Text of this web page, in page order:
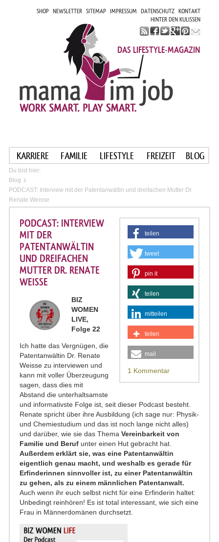
SHOP NEWSLETTER SITEMAP IMPRESSUM DATENSCHUTZ KONTAKT
HINTER DEN KULISSEN
DAS LIFESTYLE-MAGAZIN
KARRIERE FAMILIE LIFESTYLE FREIZEIT BLOG
Du bist hier:
Blog
PODCAST: Interview mit der Patentanwältin und dreifachen Mutter Dr.
Renate Weisse
teilen
tweet
pin it
teilen
mitteilen
teilen
mail
1 Kommentar
PODCAST: INTERVIEW
MIT DER
PATENTANWÄLTIN
UND DREIFACHEN
MUTTER DR. RENATE
WEISSE
BIZ
WOMEN
LIVE,
Folge 22
Ich hatte das Vergnügen, die
Patentanwältin Dr. Renate
Weisse zu interviewen und
kann mit voller Überzeugung
sagen, dass dies mit
Abstand die unterhaltsamste
und informativste Folge ist, seit dieser Podcast besteht.
Renate spricht über ihre Ausbildung (ich sage nur: Physik-
und Chemiestudium und das ist noch lange nicht alles)
und darüber, wie sie das Thema Vereinbarkeit von
Familie und Beruf unter einen Hut gebracht hat.
Außerdem erklärt sie, was eine Patentanwältin
eigentlich genau macht, und weshalb es gerade für
Erfinderinnen sinnvoller ist, zu einer Patentanwältin
zu gehen, als zu einem männlichen Patentanwalt.
Auch wenn ihr euch selbst nicht für eine Erfinderin haltet:
Unbedingt reinhören! Es ist total interessant, wie sich eine
Frau in Männerdomänen durchsetzt.